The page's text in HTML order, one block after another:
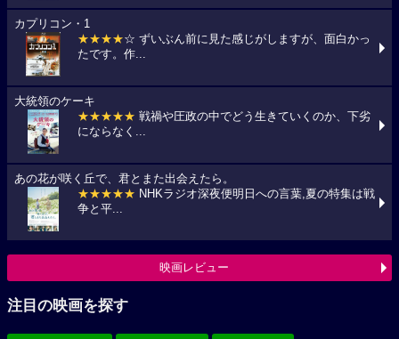
カプリコン・1
★★★★☆ ずいぶん前に見た感じがしますが、面白かっ
たです。作...
大統領のケーキ
★★★★★ 戦禍や圧政の中でどう生きていくのか、下劣
にならなく...
あの花が咲く丘で、君とまた出会えたら。
★★★★★ NHKラジオ深夜便明日への言葉,夏の特集は戦
争と平...
映画レビュー
注目の映画を探す